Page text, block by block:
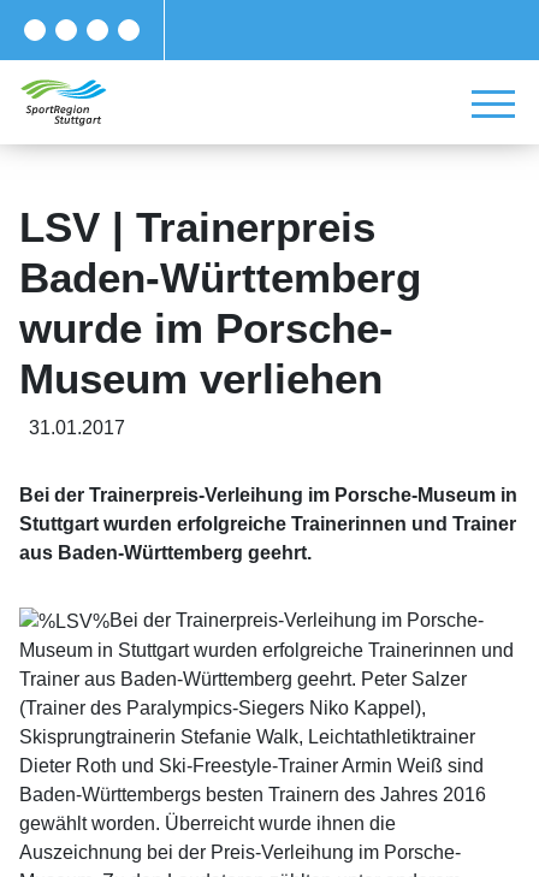
LSV | Trainerpreis
Baden-Württemberg
wurde im Porsche-
Museum verliehen
31.01.2017
Bei der Trainerpreis-Verleihung im Porsche-Museum in
Stuttgart wurden erfolgreiche Trainerinnen und Trainer
aus Baden-Württemberg geehrt.
Bei der Trainerpreis-Verleihung im Porsche-
Museum in Stuttgart wurden erfolgreiche Trainerinnen und
Trainer aus Baden-Württemberg geehrt. Peter Salzer
(Trainer des Paralympics-Siegers Niko Kappel),
Skisprungtrainerin Stefanie Walk, Leichtathletiktrainer
Dieter Roth und Ski-Freestyle-Trainer Armin Weiß sind
Baden-Württembergs besten Trainern des Jahres 2016
gewählt worden. Überreicht wurde ihnen die
Auszeichnung bei der Preis-Verleihung im Porsche-